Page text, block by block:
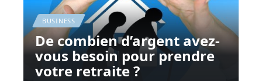
BUSINESS
De combien d’argent avez-
vous besoin pour prendre
votre retraite ?